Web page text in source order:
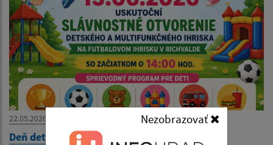
Nezobrazovať
22.05.2026
Deň detí 2026